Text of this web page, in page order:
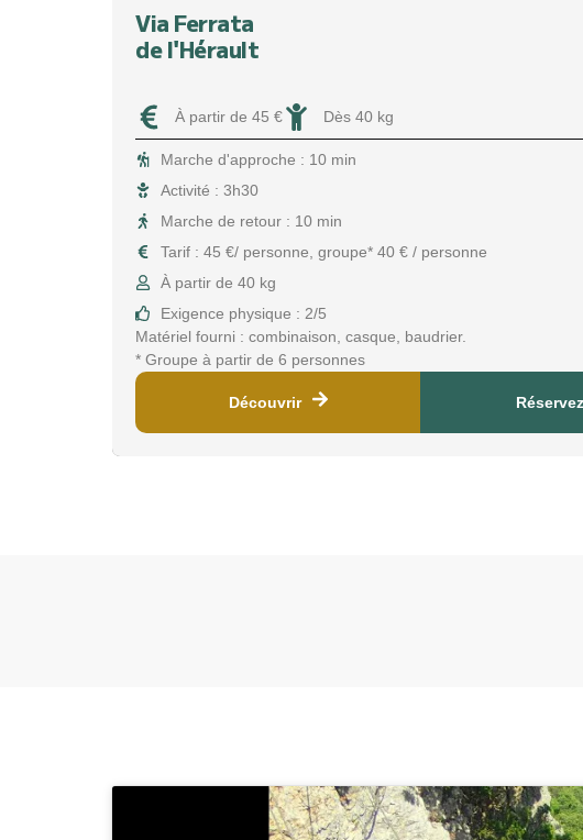
Via Ferrata
de l'Hérault
À partir de 45 € Dès 40 kg
Marche d'approche : 10 min
Activité : 3h30
Marche de retour : 10 min
Tarif : 45 €/ personne, groupe* 40 € / personne
À partir de 40 kg
Exigence physique : 2/5
Matériel fourni : combinaison, casque, baudrier.
* Groupe à partir de 6 personnes
Découvrir Réservez